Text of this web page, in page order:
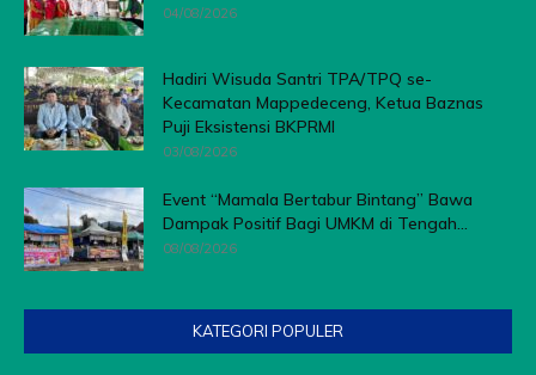
04/08/2026
Hadiri Wisuda Santri TPA/TPQ se-
Kecamatan Mappedeceng, Ketua Baznas
Puji Eksistensi BKPRMI
03/08/2026
Event “Mamala Bertabur Bintang” Bawa
Dampak Positif Bagi UMKM di Tengah...
08/08/2026
KATEGORI POPULER